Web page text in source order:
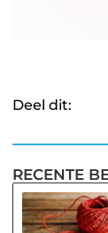
Deel dit:
RECENTE